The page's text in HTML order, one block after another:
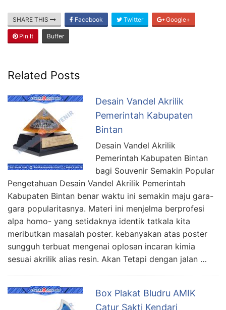
SHARE THIS Facebook Twitter Google+
Pin It Buffer
Related Posts
Desain Vandel Akrilik
Pemerintah Kabupaten
Bintan
Desain Vandel Akrilik
Pemerintah Kabupaten Bintan
bagi Souvenir Semakin Popular
Pengetahuan Desain Vandel Akrilik Pemerintah
Kabupaten Bintan benar waktu ini semakin maju gara-
gara popularitasnya. Materi ini menjelma berprofesi
alpa homo- yang setidaknya identik tatkala kita
meributkan masalah poster. kebanyakan atas poster
sungguh terbuat mengenai oplosan incaran kimia
sesuai akrilik alias resin. Akan Tetapi dengan jalan …
Box Plakat Bludru AMIK
Catur Sakti Kendari